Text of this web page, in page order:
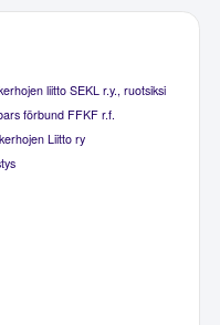
liitto SEKL r.y., ruotsiksi
förbund FFKF r.f.
Liitto ry